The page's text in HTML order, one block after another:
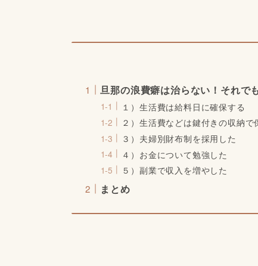
旦那の浪費癖は治らない！それで
１）生活費は給料日に確保する
２）生活費などは鍵付きの収納で
３）夫婦別財布制を採用した
４）お金について勉強した
５）副業で収入を増やした
まとめ